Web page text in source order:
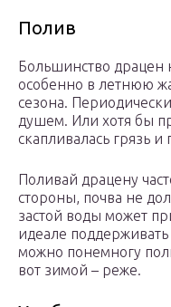
Полив
Большинство драцен
особенно в летнюю
сезона.
душем. Или хотя бы
скапливалась грязь и
Поливай драцену
стороны, почва не
застой воды может
идеале
можно понемногу
вот зимой – реже.